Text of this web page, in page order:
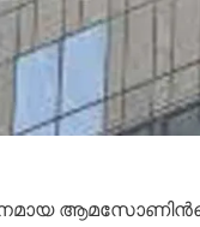
ആമസോണിന്‍റെ